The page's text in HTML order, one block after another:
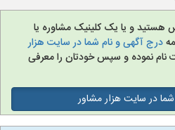
هستید و یا یک کلینیک مشاوره یا
درج آگهی و نام شما در سایت هزار
نام نموده و سپس خودتان را معرفی
در سایت هزار مشاور